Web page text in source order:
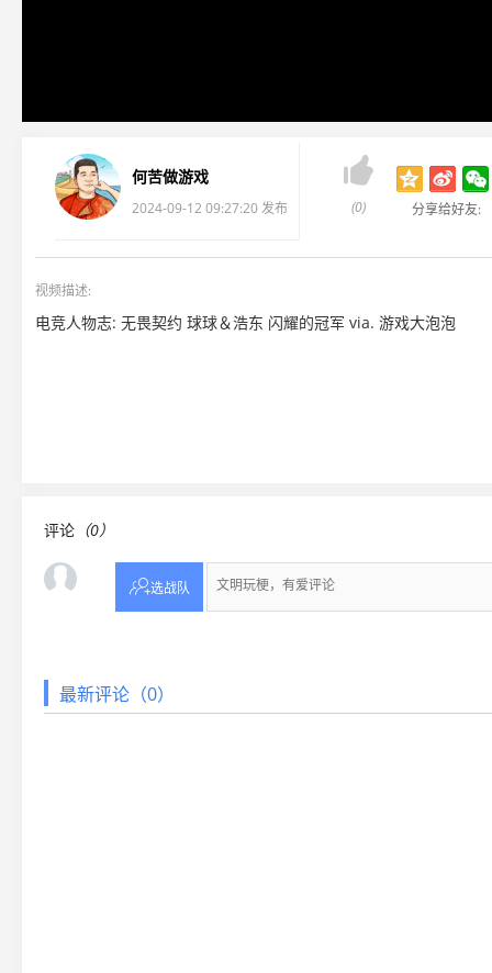
何苦做游戏
2024-09-12 09:27:20 发布

(0) 分享给好友:
视频描述:
电竞人物志: 无畏契约 球球＆浩东 闪耀的冠军 via. 游戏大泡泡
评论 （0）
选战队
最新评论（0）